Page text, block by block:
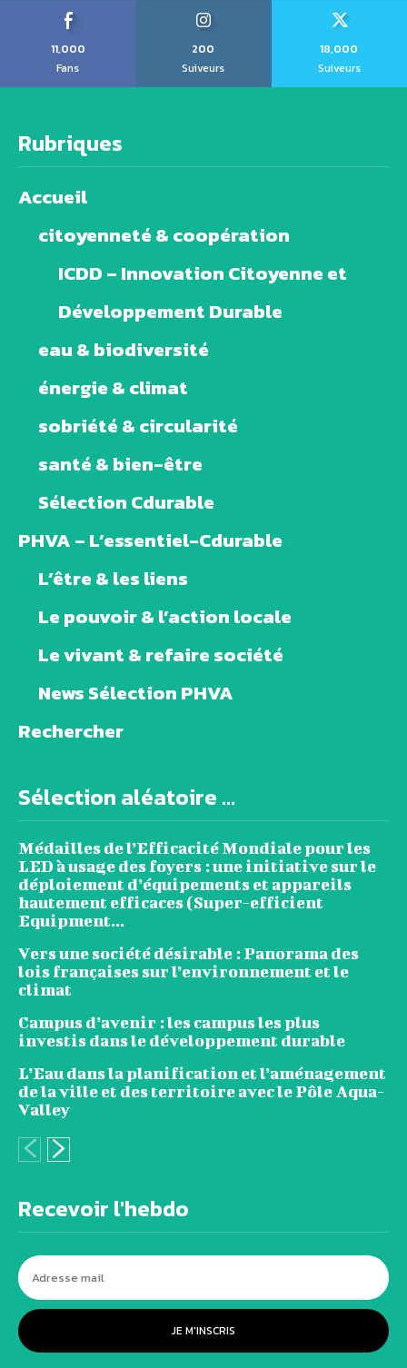
11,000
Fans
200
Suiveurs
18,000
Suiveurs
Rubriques
Accueil
citoyenneté & coopération
ICDD – Innovation Citoyenne et
Développement Durable
eau & biodiversité
énergie & climat
sobriété & circularité
santé & bien-être
Sélection Cdurable
PHVA – L’essentiel-Cdurable
L’être & les liens
Le pouvoir & l’action locale
Le vivant & refaire société
News Sélection PHVA
Rechercher
Sélection aléatoire ...
Médailles de l’Efficacité Mondiale pour les
LED à usage des foyers : une initiative sur le
déploiement d’équipements et appareils
hautement efficaces (Super-efficient
Equipment...
Vers une société désirable : Panorama des
lois françaises sur l’environnement et le
climat
Campus d’avenir : les campus les plus
investis dans le développement durable
L’Eau dans la planification et l’aménagement
de la ville et des territoire avec le Pôle Aqua-
Valley
Recevoir l'hebdo
JE M'INSCRIS